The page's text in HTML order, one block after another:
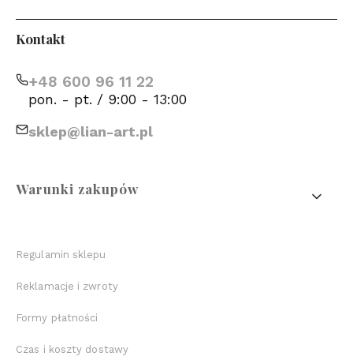
Kontakt
+48 600 96 11 22
pon. - pt. / 9:00 - 13:00
sklep@lian-art.pl
Linki w stopce
Warunki zakupów
Regulamin sklepu
Reklamacje i zwroty
Formy płatności
Czas i koszty dostawy